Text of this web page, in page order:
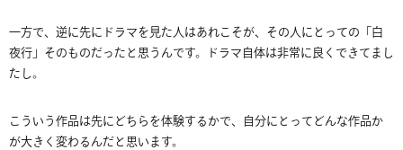
一方で、逆に先にドラマを見た人はあれこそが、その人にとっての「白
夜行」そのものだったと思うんです。ドラマ自体は非常に良くできてまし
たし。
こういう作品は先にどちらを体験するかで、自分にとってどんな作品か
が大きく変わるんだと思います。